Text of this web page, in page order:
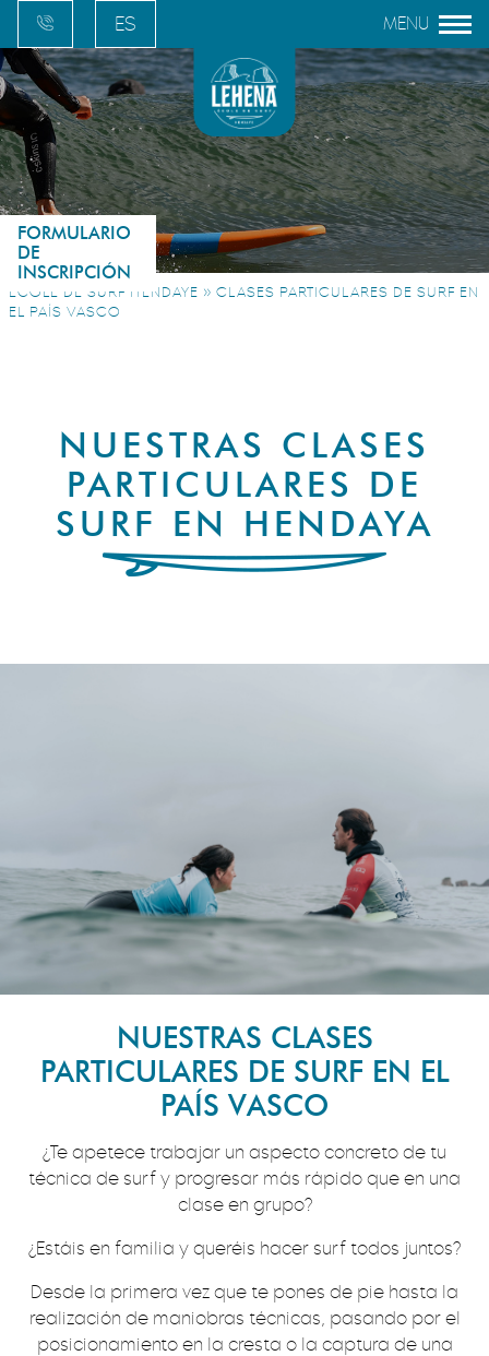
FR
EN
ES
EU
FORMULARIO
DE
INSCRIPCIÓN
ECOLE DE SURF HENDAYE » CLASES PARTICULARES DE SURF EN
EL PAÍS VASCO
NUESTRAS CLASES
PARTICULARES DE
SURF EN HENDAYA
NUESTRAS CLASES
PARTICULARES DE SURF EN EL
PAÍS VASCO
¿Te apetece trabajar un aspecto concreto de tu
técnica de surf y progresar más rápido que en una
clase en grupo?
¿Estáis en familia y queréis hacer surf todos juntos?
Desde la primera vez que te pones de pie hasta la
realización de maniobras técnicas, pasando por el
posicionamiento en la cresta o la captura de una